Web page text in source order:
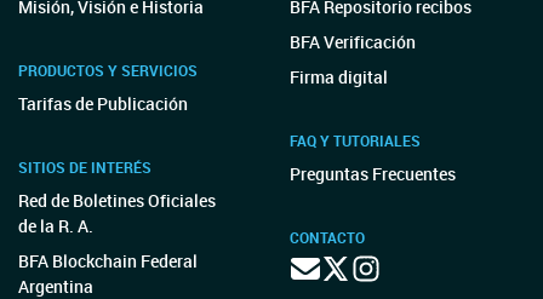
Misión, Visión e Historia
PRODUCTOS Y SERVICIOS
Tarifas de Publicación
SITIOS DE INTERÉS
Red de Boletines Oficiales
de la R. A.
BFA Blockchain Federal
Argentina
BFA Repositorio recibos
BFA Verificación
Firma digital
FAQ Y TUTORIALES
Preguntas Frecuentes
CONTACTO